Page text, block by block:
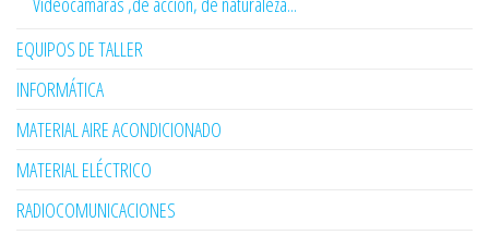
EQUIPOS DE TALLER
INFORMÁTICA
MATERIAL AIRE ACONDICIONADO
MATERIAL ELÉCTRICO
RADIOCOMUNICACIONES